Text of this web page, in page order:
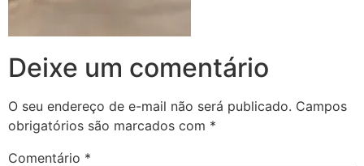
Deixe um comentário
O seu endereço de e-mail não será publicado. Campos
obrigatórios são marcados com *
Comentário *